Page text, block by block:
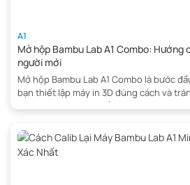
A1
Mở hộp Bambu Lab A1 Combo:
người mới
Mở hộp Bambu Lab A1 Combo là bước
bạn thiết lập máy in 3D đúng cách và
đáng có. Trong bài viết này, 3D